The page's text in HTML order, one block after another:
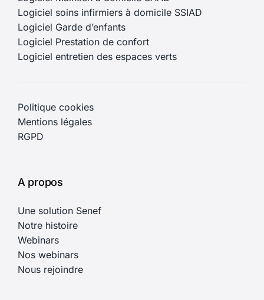
Solutions
Logiciel Garde d’enfants
Logiciel Prestation de confort
Logiciel entretien des espaces verts
Politique cookies
Mentions légales
RGPD
A propos